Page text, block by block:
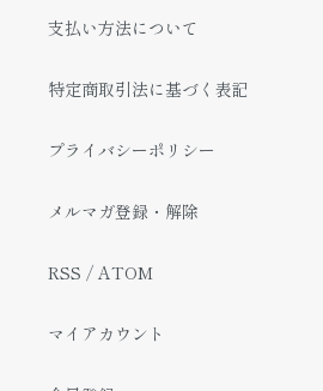
支払い方法について
特定商取引法に基づく表記
プライバシーポリシー
メルマガ登録・解除
RSS / ATOM
マイアカウント